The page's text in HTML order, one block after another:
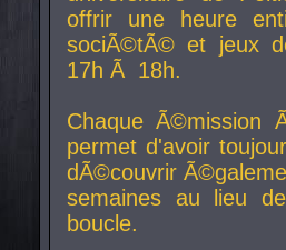
offrir une heure
sociÃ©tÃ© et jeux
17h Ã 18h.
Chaque Ã©mission
permet d'avoir
dÃ©couvrir
semaines au lieu
boucle.